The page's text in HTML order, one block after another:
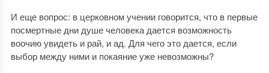
И еще вопрос: в церковном учении говорится, что в первые
посмертные дни душе человека дается возможность
воочию увидеть и рай, и ад. Для чего это дается, если
выбор между ними и покаяние уже невозможны?